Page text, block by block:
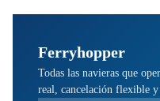
Ferryhopper
Todas las navieras que
real, cancelación flexible